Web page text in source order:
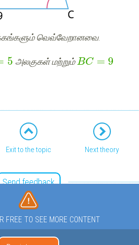
வெவ்வேறானவை.
5 அலகுகள் மற்றும்BC = 9
Exit to the topic Next theory
Send feedback
FREE TO SEE MORE CONTENT